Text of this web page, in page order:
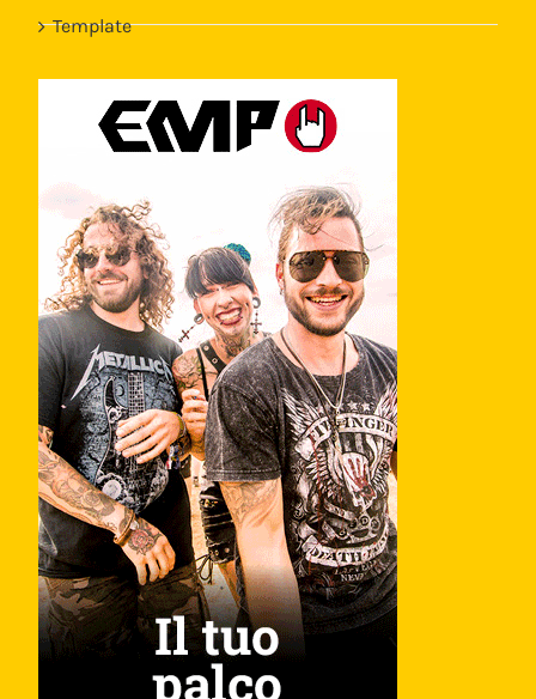
Template